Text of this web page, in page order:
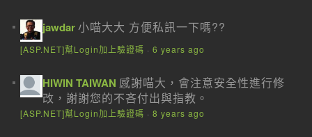
jawdar小喵大大 方便私訊一下嗎??
[ASP.NET]幫Login加上驗證碼 · 6 years ago
HIWIN TAIWAN 感謝喵大，會注意安全性進行修
改，謝謝您的不吝付出與指教。
[ASP.NET]幫Login加上驗證碼 · 8 years ago